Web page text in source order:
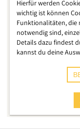
Die Firma
Hierfür werden
wichtig ist können
Funktionalitäten, die
notwendig sind,
Details dazu findest
kannst du deine